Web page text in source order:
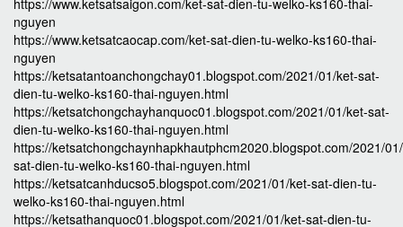
https://www.ketsatsaigon.com/ket-sat-dien-tu-welko-ks160-thai-
nguyen
https://www.ketsatcaocap.com/ket-sat-dien-tu-welko-ks160-thai-
nguyen
https://ketsatantoanchongchay01.blogspot.com/2021/01/ket-sat-
dien-tu-welko-ks160-thai-nguyen.html
https://ketsatchongchayhanquoc01.blogspot.com/2021/01/ket-sat-
dien-tu-welko-ks160-thai-nguyen.html
https://ketsatchongchaynhapkhautphcm2020.blogspot.com/2021/
sat-dien-tu-welko-ks160-thai-nguyen.html
https://ketsatcanhducso5.blogspot.com/2021/01/ket-sat-dien-tu-
welko-ks160-thai-nguyen.html
https://ketsathanquoc01.blogspot.com/2021/01/ket-sat-dien-tu-